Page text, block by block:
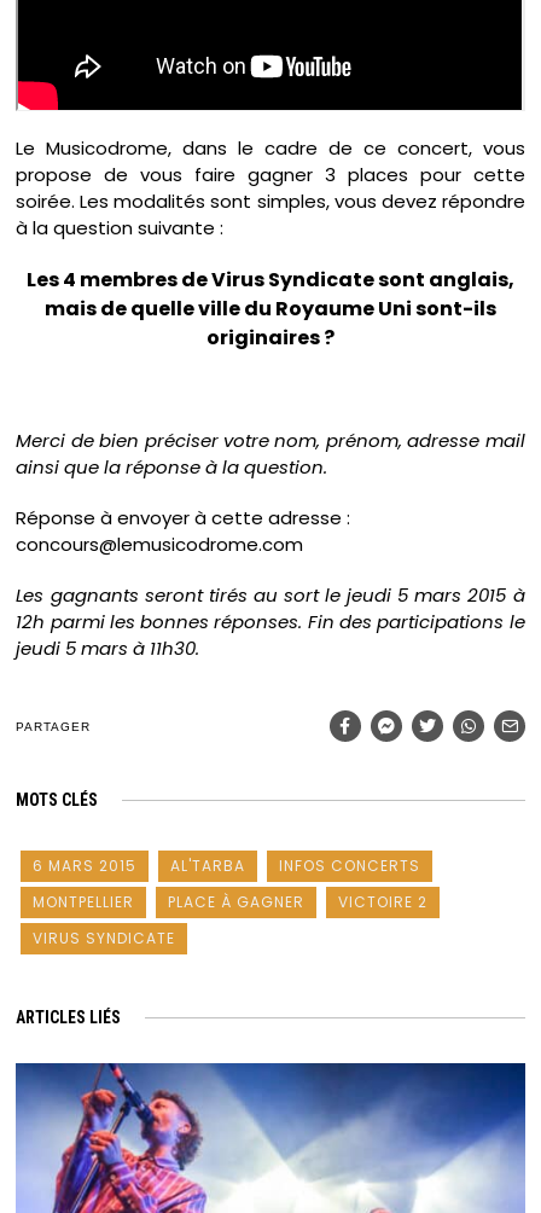
Le Musicodrome, dans le cadre de ce concert, vous
propose de vous faire gagner 3 places pour cette
soirée. Les modalités sont simples, vous devez répondre
à la question suivante :
Les 4 membres de Virus Syndicate sont anglais,
mais de quelle ville du Royaume Uni sont-ils
originaires ?
Merci de bien préciser votre nom, prénom, adresse mail
ainsi que la réponse à la question.
Réponse à envoyer à cette adresse :
concours@lemusicodrome.com
Les gagnants seront tirés au sort le jeudi 5 mars 2015 à
12h parmi les bonnes réponses. Fin des participations le
jeudi 5 mars à 11h30.
PARTAGER
MOTS CLÉS
6 MARS 2015 AL'TARBA
INFOS CONCERTS
MONTPELLIER
PLACE À GAGNER
VICTOIRE 2
VIRUS SYNDICATE
ARTICLES LIÉS